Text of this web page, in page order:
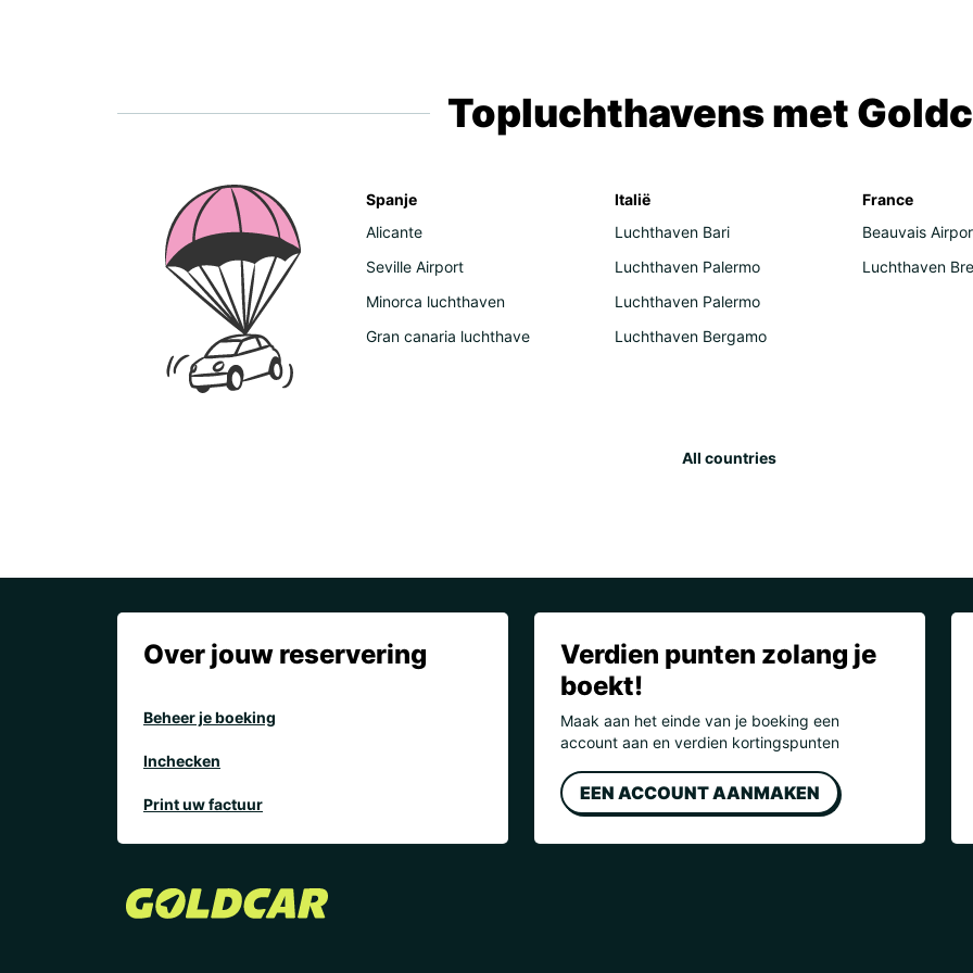
Topluchthavens met
Spanje
Alicante
Seville Airport
Minorca luchthaven
Gran canaria luchthave
Italië
Luchthaven Bari
Luchthaven Palermo
Luchthaven Palermo
Luchthaven Bergamo
France
Beauvais
Luchthaven
All countries
Over jouw reservering
Beheer je boeking
Inchecken
Print uw factuur
Verdien punten zolang je
boekt!
Maak aan het einde van je boeking een
account aan en verdien kortingspunten
EEN ACCOUNT AANMAKEN